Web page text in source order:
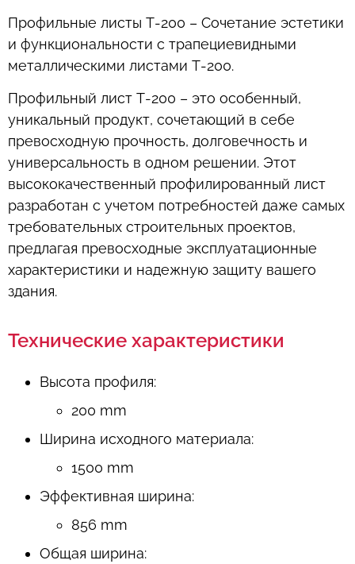
Профильные листы Т-200 – Сочетание эстетики
и функциональности с трапециевидными
металлическими листами Т-200.
Профильный лист Т-200 – это особенный,
уникальный продукт, сочетающий в себе
превосходную прочность, долговечность и
универсальность в одном решении. Этот
высококачественный профилированный лист
разработан с учетом потребностей даже самых
требовательных строительных проектов,
предлагая превосходные эксплуатационные
характеристики и надежную защиту вашего
здания.
Технические характеристики
Высота профиля:
200 mm
Ширина исходного материала:
1500 mm
Эффективная ширина:
856 mm
Общая ширина: